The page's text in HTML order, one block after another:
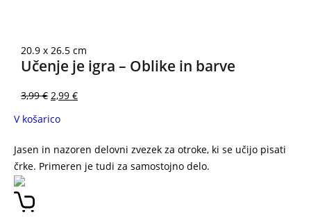
20.9 x 26.5 cm
Učenje je igra – Oblike in barve
3,99€ 2,99 €
V košarico
Jasen in nazoren delovni zvezek za otroke, ki se učijo pisati
črke. Primeren je tudi za samostojno delo.